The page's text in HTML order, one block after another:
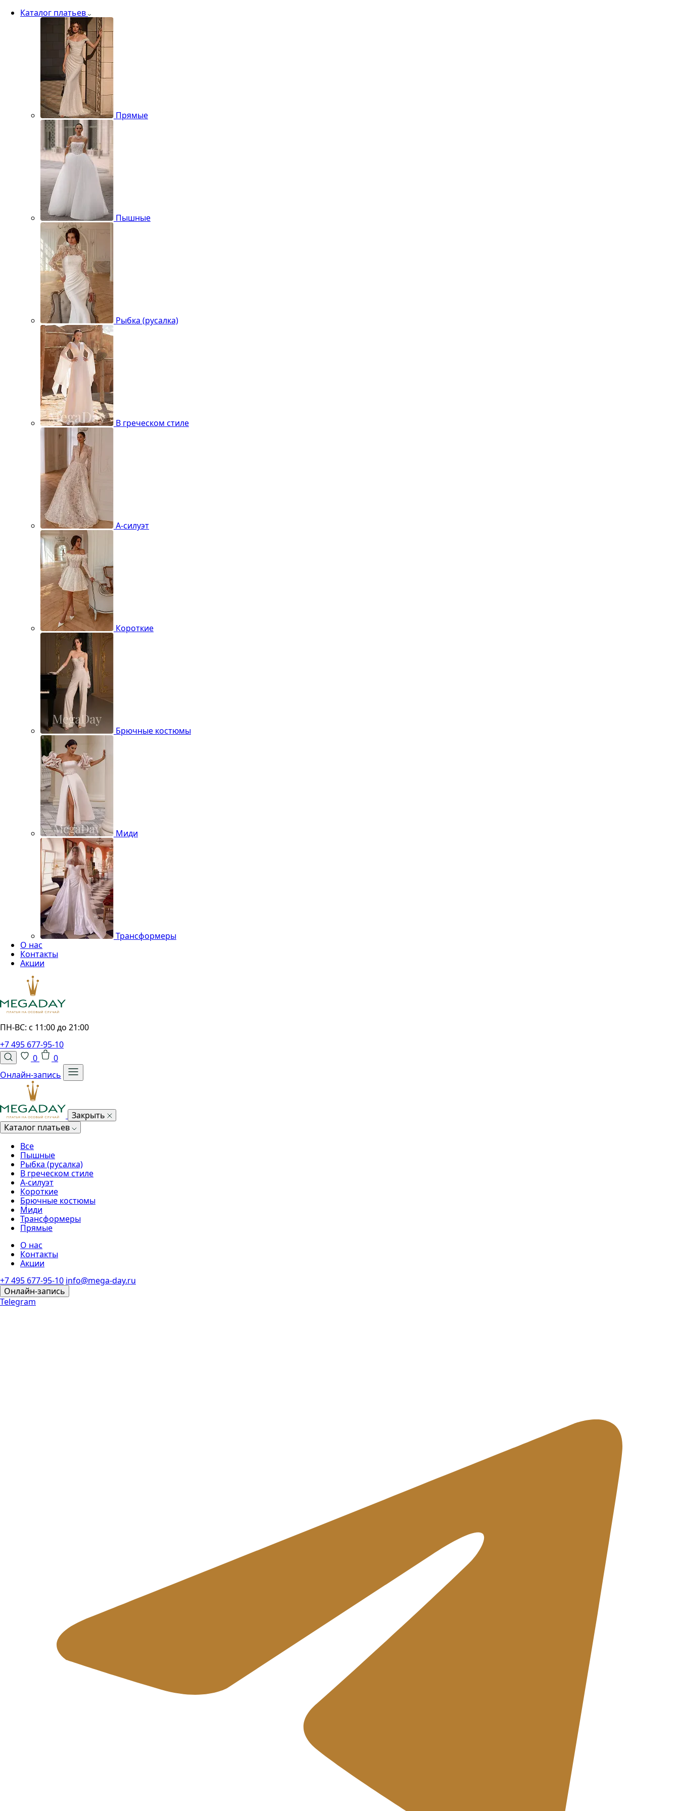
Каталог платьев
Прямые
Пышные
Рыбка (русалка)
В греческом стиле
А-силуэт
Короткие
Брючные костюмы
Миди
Трансформеры
О нас
Контакты
Акции
ПН-ВС: с 11:00 до 21:00
+7 495 677-95-10
0
0
Онлайн-запись
Закрыть
Каталог платьев
Все
Пышные
Рыбка (русалка)
В греческом стиле
А-силуэт
Короткие
Брючные костюмы
Миди
Трансформеры
Прямые
О нас
Контакты
Акции
+7 495 677-95-10 info@mega-day.ru
Онлайн-запись
Telegram